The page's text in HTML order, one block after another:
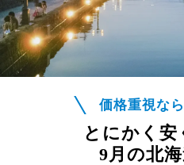
価格重視な
とにかく安
9月の北